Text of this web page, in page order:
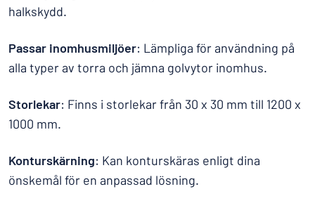
halkskydd.
Passar inomhusmiljöer: Lämpliga för användning på
alla typer av torra och jämna golvytor inomhus.
Storlekar: Finns i storlekar från 30 x 30 mm till 1200 x
1000 mm.
Konturskärning: Kan konturskäras enligt dina
önskemål för en anpassad lösning.